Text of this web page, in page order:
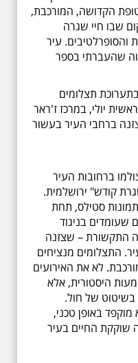
הקדושה, המורכבת,
שבו חיי שגרה
עיר
שהעברתי בספר
תצלומים
יולי, במרכז ז'ראר
ברחבי העיר בעשור
צילומים שצולמו ברחובות העיר
קודש" ירושלמית.
14 זוגות של תמונות סטילס, תחת
בניגוד
התקשורת – שצזנה
התצלומים מנציחים
לא את האירועים
היסטורית, אלא
בשיטוט של חול.
מוקפד באופן טכני,
שוקקת החיים בעיר